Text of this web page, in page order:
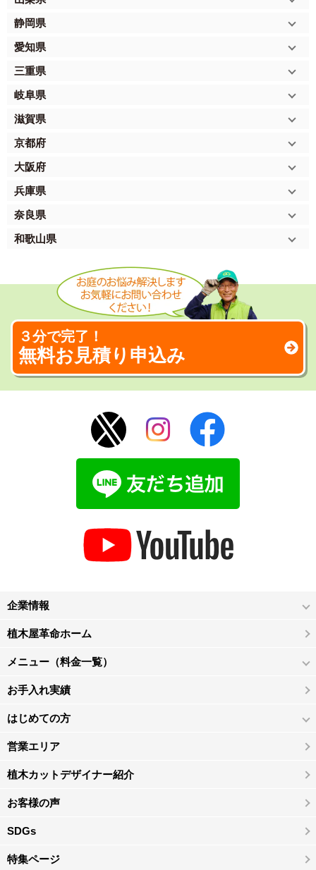
静岡県
愛知県
三重県
岐阜県
滋賀県
京都府
大阪府
兵庫県
奈良県
和歌山県
３分で完了！
無料お見積り申込み
企業情報
植木屋革命ホーム
メニュー（料金一覧）
お手入れ実績
はじめての方
営業エリア
植木カットデザイナー紹介
お客様の声
SDGs
特集ページ